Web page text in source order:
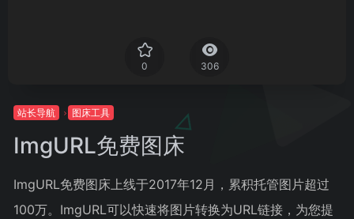
0 306
站长导航 图床工具
ImgURL免费图床
ImgURL免费图床上线于2017年12月，累积托管图片超过
100万。ImgURL可以快速将图片转换为URL链接，为您提